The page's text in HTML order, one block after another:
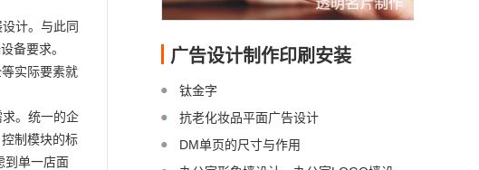
计。与此同
备要求。
实际要素就
。统一的企
制模块的标
到单一店面
广告设计制作印刷安装
钛金字
抗老化妆品平面广告设计
DM单页的尺寸与作用